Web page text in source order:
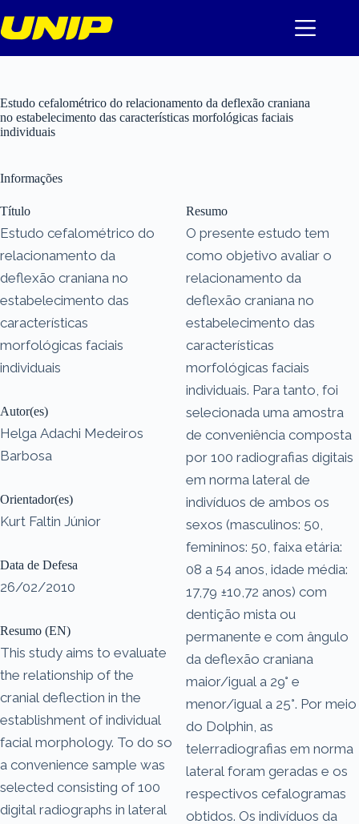
para
o
Estudo cefalométrico do relacionamento da deflexão craniana
no estabelecimento das características morfológicas faciais
individuais
Informações
Título
Estudo cefalométrico do
relacionamento da
deflexão craniana no
estabelecimento das
características
morfológicas faciais
individuais
Autor(es)
Helga Adachi Medeiros
Barbosa
Orientador(es)
Kurt Faltin Júnior
Data de Defesa
26/02/2010
Resumo (EN)
This study aims to evaluate
the relationship of the
cranial deflection in the
establishment of individual
facial morphology. To do so
a convenience sample was
selected consisting of 100
digital radiographs in lateral
Resumo
O presente estudo tem
como objetivo avaliar o
relacionamento da
deflexão craniana no
estabelecimento das
características
morfológicas faciais
individuais. Para tanto, foi
selecionada uma amostra
de conveniência composta
por 100 radiografias digitais
em norma lateral de
indivíduos de ambos os
sexos (masculinos: 50,
femininos: 50, faixa etária:
08 a 54 anos, idade média:
17,79 ±10,72 anos) com
dentição mista ou
permanente e com ângulo
da deflexão craniana
maior/igual a 29° e
menor/igual a 25°. Por meio
do Dolphin, as
telerradiografias em norma
lateral foram geradas e os
respectivos cefalogramas
obtidos. Os indivíduos da